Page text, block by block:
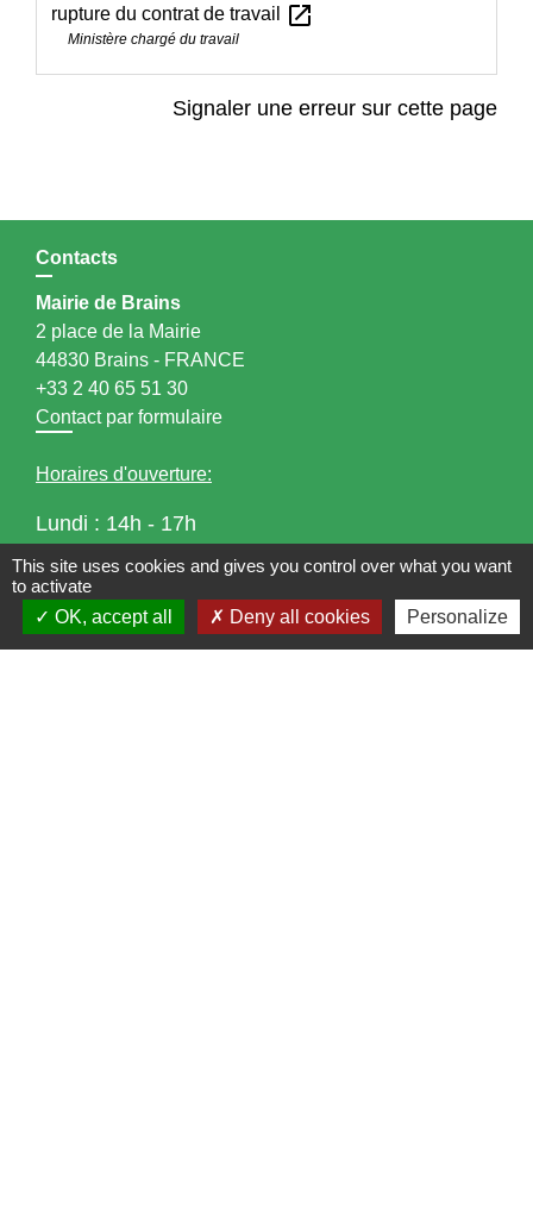
rupture du contrat de travail
open_in_new
Ministère chargé du travail
Signaler une erreur sur cette page
Contacts
Mairie de Brains
2 place de la Mairie
44830 Brains - FRANCE
+33 2 40 65 51 30
Contact par formulaire
Horaires d'ouverture:
Lundi : 14h - 17h
Mardi : 8h30 - 13h / 14h - 17h
Mercredi : 8h30 - 13h
Jeudi : 8h30 - 13h
Vendredi : 8h30 - 13h / 14h - 17h
This site uses cookies and gives you control over what you want
to activate
OK, accept all
Deny all cookies Personalize